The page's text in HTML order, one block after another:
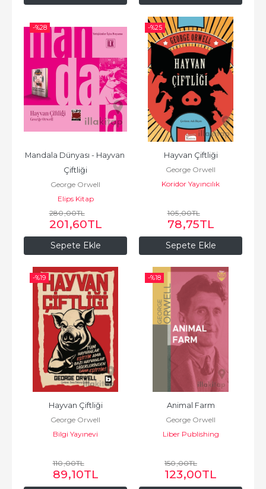
-%28
Sepete Ekle
Mandala Dünyası - Hayvan
Çiftliği
George Orwell
Elips Kitap
280,00TL
201,60TL
-%25
Sepete Ekle
Hayvan Çiftliği
George Orwell
Koridor Yayıncılık
105,00TL
78,75TL
-%19
Hayvan Çiftliği
George Orwell
Bilgi Yayınevi
110,00TL
89,10TL
-%18
Animal Farm
George Orwell
Liber Publishing
150,00TL
123,00TL